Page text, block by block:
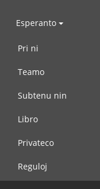
Esperanto
Pri ni
Teamo
Subtenu nin
Libro
Privateco
Reguloj